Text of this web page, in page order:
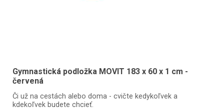
Gymnastická podložka MOVIT 183 x 60 x 1 cm -
červená
Či už na cestách alebo doma - cvičte kedykoľvek a
kdekoľvek budete chcieť.